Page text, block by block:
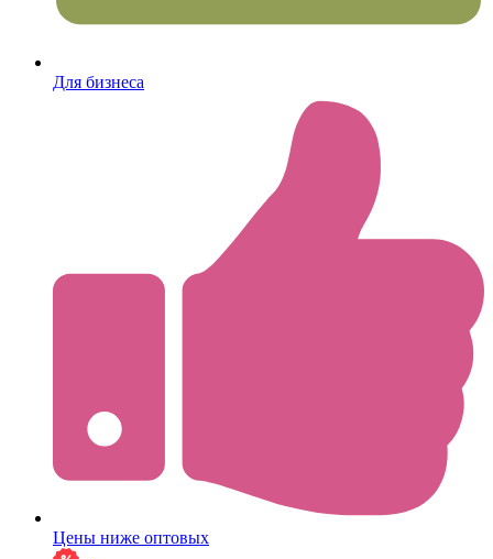
Для бизнеса
Цены ниже оптовых